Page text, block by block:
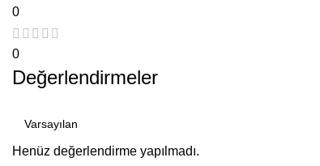
0
0
Değerlendirmeler
Henüz değerlendirme yapılmadı.